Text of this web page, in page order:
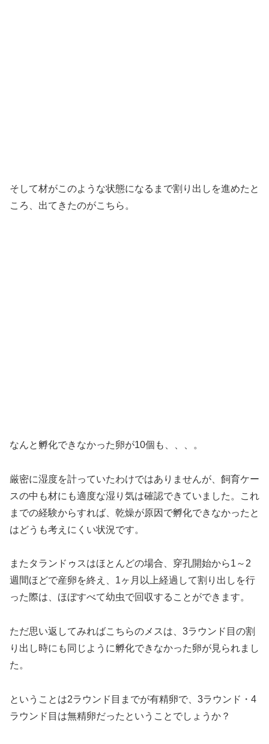
そして材がこのような状態になるまで割り出しを進めたと
ころ、出てきたのがこちら。
なんと孵化できなかった卵が10個も、、、。
厳密に湿度を計っていたわけではありませんが、飼育ケー
スの中も材にも適度な湿り気は確認できていました。これ
までの経験からすれば、乾燥が原因で孵化できなかったと
はどうも考えにくい状況です。
またタランドゥスはほとんどの場合、穿孔開始から1～2
週間ほどで産卵を終え、1ヶ月以上経過して割り出しを行
った際は、ほぼすべて幼虫で回収することができます。
ただ思い返してみればこちらのメスは、3ラウンド目の割
り出し時にも同じように孵化できなかった卵が見られまし
た。
ということは2ラウンド目までが有精卵で、3ラウンド・4
ラウンド目は無精卵だったということでしょうか？